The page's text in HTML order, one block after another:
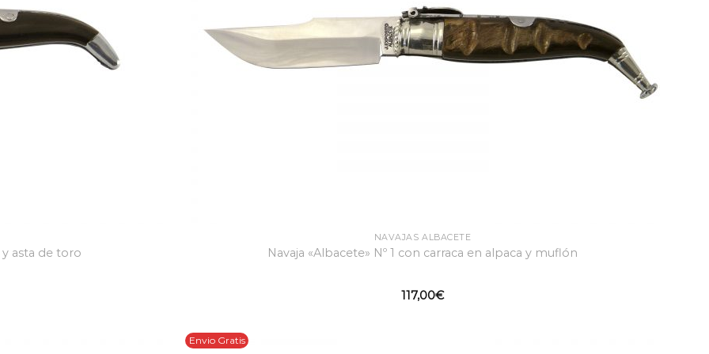
y asta de toro
NAVAJAS ALBACETE
Navaja «Albacete» Nº 1 con carraca en alpaca y muflón
117,00€
Envio Gratis